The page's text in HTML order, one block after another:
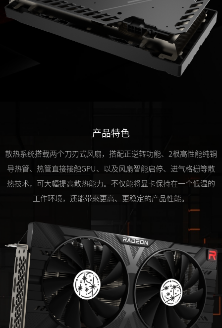
产品特色
散热系统搭载两个刀刃式风扇，搭配正逆转功能、2根高性能纯铜
导热管、热管直接接触GPU、以及风扇智能启停、进气格栅等散
热技术，可大幅提高散热能力。不仅能将显卡保持在一个低温的
工作环境，还能带來更高、更稳定的产品性能。